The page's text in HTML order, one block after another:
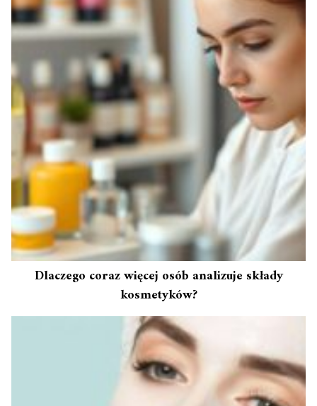
Dlaczego coraz więcej osób analizuje składy
kosmetyków?